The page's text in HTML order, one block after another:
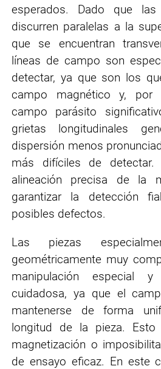
esperados. Dado que
discurren paralelas a la
que se encuentran
líneas de campo son
detectar, ya que son los
campo magnético y, por
campo parásito
grietas longitudinales
dispersión menos
más difíciles de detectar.
alineación precisa de la
garantizar la detección
posibles defectos.
Las piezas
geométricamente muy
manipulación especial y
cuidadosa, ya que el
mantenerse de forma
longitud de la pieza. Esto
magnetización o
de ensayo eficaz. En este